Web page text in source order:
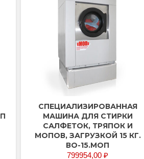
СПЕЦИАЛИЗИРОВАННАЯ
МАШИНА ДЛЯ СТИРКИ
САЛФЕТОК, ТРЯПОК И
МОПОВ, ЗАГРУЗКОЙ 15 КГ.
ВО-15.МОП
799954,00₽